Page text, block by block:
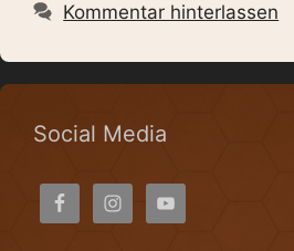
Kommentar hinterlassen
Social Media